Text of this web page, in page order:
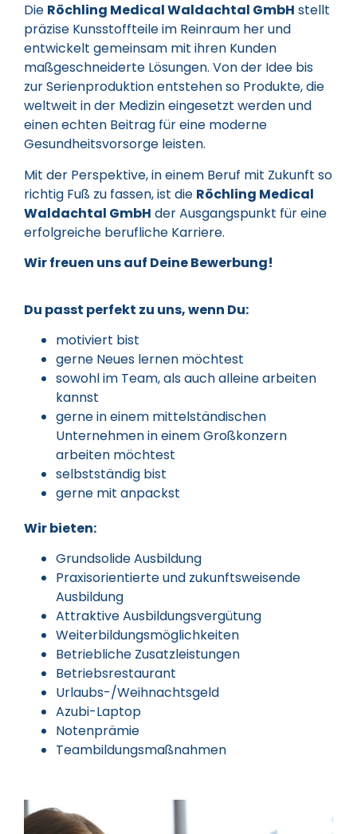
Die Röchling Medical Waldachtal GmbH stellt
präzise Kunsstoffteile im Reinraum her und
entwickelt gemeinsam mit ihren Kunden
maßgeschneiderte Lösungen. Von der Idee bis
zur Serienproduktion entstehen so Produkte, die
weltweit in der Medizin eingesetzt werden und
einen echten Beitrag für eine moderne
Gesundheitsvorsorge leisten.
Mit der Perspektive, in einem Beruf mit Zukunft so
richtig Fuß zu fassen, ist die Röchling Medical
Waldachtal GmbH der Ausgangspunkt für eine
erfolgreiche berufliche Karriere.
Wir freuen uns auf Deine Bewerbung!
Du passt perfekt zu uns, wenn Du:
motiviert bist
gerne Neues lernen möchtest
sowohl im Team, als auch alleine arbeiten
kannst
gerne in einem mittelständischen
Unternehmen in einem Großkonzern
arbeiten möchtest
selbstständig bist
gerne mit anpackst
Wir bieten:
Grundsolide Ausbildung
Praxisorientierte und zukunftsweisende
Ausbildung
Attraktive Ausbildungsvergütung
Weiterbildungsmöglichkeiten
Betriebliche Zusatzleistungen
Betriebsrestaurant
Urlaubs-/Weihnachtsgeld
Azubi-Laptop
Notenprämie
Teambildungsmaßnahmen